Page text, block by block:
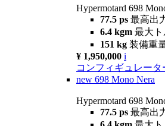
Hypermotard 698
77.5 ps 最高出
6.4 kgm 最大ト
151 kg 装備重
¥ 1,950,000 i
コンフィギュレータ
new 698 Mono Nera
Hypermotard 698
77.5 ps 最高出